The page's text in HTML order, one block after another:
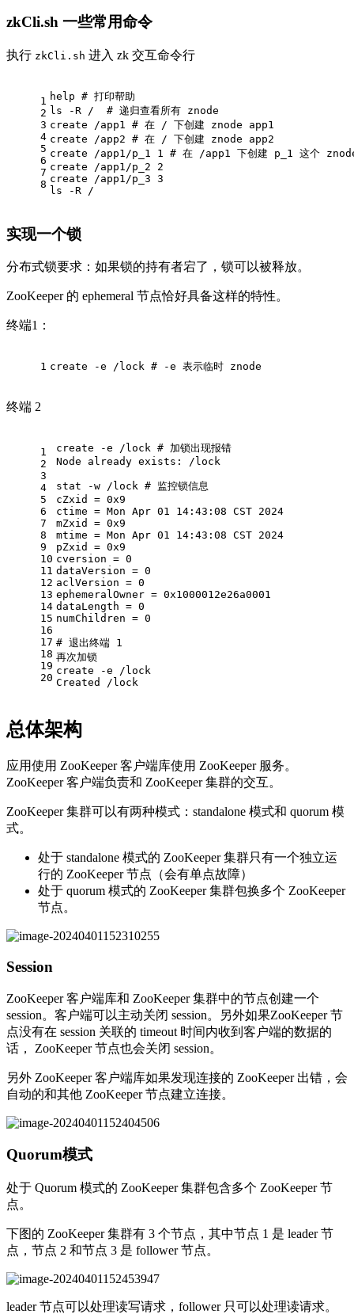
zkCli.sh 一些常用命令
执行 zkCli.sh 进入 zk 交互命令行
1
2
3
4
5
6
7
8
help # 打印帮助
ls -R / # 递归查看所有 znode
create /app1 # 在 / 下创建 znode app1
create /app2 # 在 / 下创建 znode app2
create /app1/p_1 1 # 在 /app1 下创建 p_1 这个
create /app1/p_2 2
create /app1/p_3 3
ls -R /
实现一个锁
分布式锁要求：如果锁的持有者宕了，锁可以被释放。
ZooKeeper 的 ephemeral 节点恰好具备这样的特性。
终端1：
1 create -e /lock # -e 表示临时 znode
终端 2
1
2
3
4
5
6
7
8
9
10
11
12
13
14
15
16
17
18
19
20
create -e /lock # 加锁出现报错
Node already exists: /lock
stat -w /lock # 监控锁信息
cZxid = 0x9
ctime = Mon Apr 01 14:43:08 CST 2024
mZxid = 0x9
mtime = Mon Apr 01 14:43:08 CST 2024
pZxid = 0x9
cversion = 0
dataVersion = 0
aclVersion = 0
ephemeralOwner = 0x1000012e26a0001
dataLength = 0
numChildren = 0
# 退出终端 1
再次加锁
create -e /lock
Created /lock
总体架构
应用使用 ZooKeeper 客户端库使用 ZooKeeper 服务。
ZooKeeper 客户端负责和 ZooKeeper 集群的交互。
ZooKeeper 集群可以有两种模式：standalone 模式和 quorum 模
式。
处于 standalone 模式的 ZooKeeper 集群只有一个独立运
行的 ZooKeeper 节点（会有单点故障）
处于 quorum 模式的 ZooKeeper 集群包换多个 ZooKeeper
节点。
Session
ZooKeeper 客户端库和 ZooKeeper 集群中的节点创建一个
session。客户端可以主动关闭 session。另外如果ZooKeeper 节
点没有在 session 关联的 timeout 时间内收到客户端的数据的
话， ZooKeeper 节点也会关闭 session。
另外 ZooKeeper 客户端库如果发现连接的 ZooKeeper 出错，会
自动的和其他 ZooKeeper 节点建立连接。
Quorum模式
处于 Quorum 模式的 ZooKeeper 集群包含多个 ZooKeeper 节
点。
下图的 ZooKeeper 集群有 3 个节点，其中节点 1 是 leader 节
点，节点 2 和节点 3 是 follower 节点。
leader 节点可以处理读写请求，follower 只可以处理读请求。